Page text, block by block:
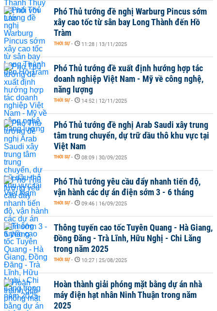
Phó Thủ tướng đề nghị Warburg Pincus sớm
xây cao tốc từ sân bay Long Thành đến Hồ
Tràm
THỜI SỰ - 11:28 | 13/11/2025
Phó Thủ tướng đề xuất định hướng hợp tác
doanh nghiệp Việt Nam - Mỹ về công nghệ,
năng lượng
THỜI SỰ - 14:52 | 12/11/2025
Phó Thủ tướng đề nghị Arab Saudi xây trung
tâm trung chuyển, dự trữ dầu thô khu vực tại
Việt Nam
THỜI SỰ - 08:09 | 30/09/2025
Phó Thủ tướng yêu cầu đẩy nhanh tiến độ,
vận hành các dự án điện sớm 3 - 6 tháng
THỜI SỰ - 09:46 | 16/09/2025
Thông tuyến cao tốc Tuyên Quang - Hà Giang,
Đồng Đăng - Trà Lĩnh, Hữu Nghị - Chi Lăng
trong năm 2025
THỜI SỰ - 10:27 | 25/08/2025
Hoàn thành giải phóng mặt bằng dự án nhà
máy điện hạt nhân Ninh Thuận trong năm
2025